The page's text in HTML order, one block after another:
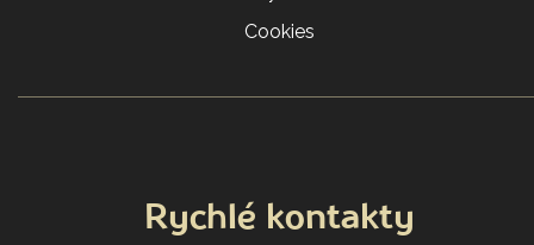
Cookies
Rychlé kontakty